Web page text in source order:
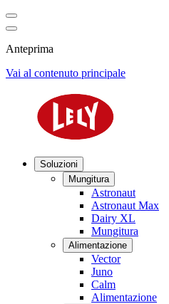
Anteprima
Vai al contenuto principale
Soluzioni
Mungitura
Astronaut
Astronaut Max
Dairy XL
Mungitura
Alimentazione
Vector
Juno
Calm
Alimentazione